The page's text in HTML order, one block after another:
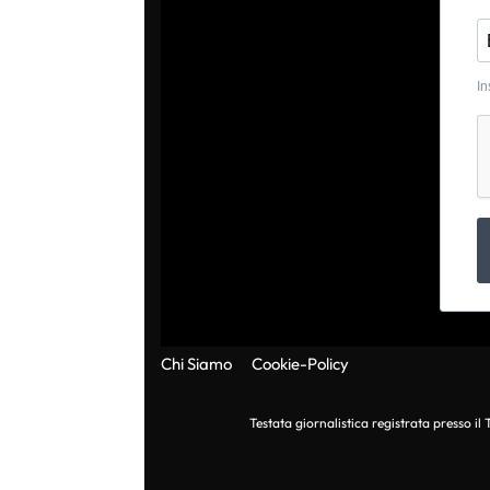
Chi Siamo Cookie-Policy
Testata giornalistica registrata presso il